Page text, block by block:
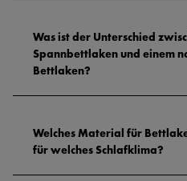
Was ist der Unterschied
Spannbettlaken und einem
Bettlaken?
Welches Material für
für welches Schlafklima?